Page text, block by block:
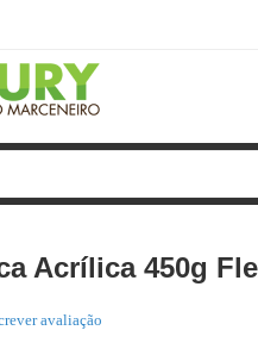
Acrílica 450g
avaliação